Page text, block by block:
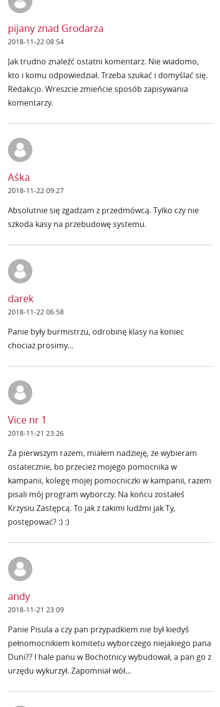
pijany znad Grodarza
2018-11-22 08:54
Jak trudno znaleźć ostatni komentarz. Nie wiadomo,
kto i komu odpowiedział. Trzeba szukać i domyślać się.
Redakcjo. Wreszcie zmieńcie sposób zapisywania
komentarzy.
Aśka
2018-11-22 09:27
Absolutnie się zgadzam z przedmówcą. Tylko czy nie
szkoda kasy na przebudowę systemu.
darek
2018-11-22 06:58
Panie były burmistrzu, odrobinę klasy na koniec
chociaż prosimy...
Vice nr 1
2018-11-21 23:26
Za pierwszym razem, miałem nadzieję, że wybieram
ostatecznie, bo przecież mojego pomocnika w
kampanii, kolegę mojej pomocniczki w kampanii, razem
pisali mój program wyborczy. Na końcu zostałeś
Krzysiu Zastępcą. To jak z takimi ludźmi jak Ty,
postępować? :) :)
andy
2018-11-21 23:09
Panie Pisula a czy pan przypadkiem nie był kiedyś
pełnomocnikiem komitetu wyborczego niejakiego pana
Duni?? I hale panu w Bochotnicy wybudował, a pan go z
urzędu wykurzył. Zapomniał wół...